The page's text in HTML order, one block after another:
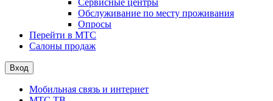
Сервисные центры
Обслуживание по месту проживания
Опросы
Перейти в МТС
Салоны продаж
Вход
Мобильная связь и интернет